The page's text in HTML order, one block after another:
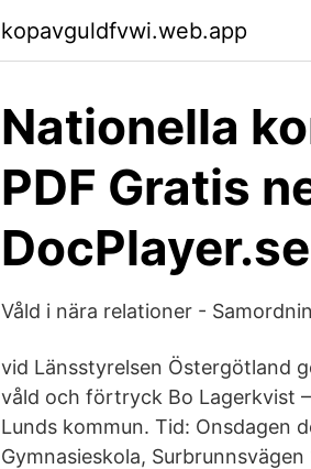
kopavguldfvwi.web.app
Nationella
PDF Gratis
DocPlayer.se
Våld i nära relationer -
vid Länsstyrelsen Östergötland
våld och förtryck Bo Lagerkvist
Lunds kommun. Tid: Onsdagen
Gymnasieskola,